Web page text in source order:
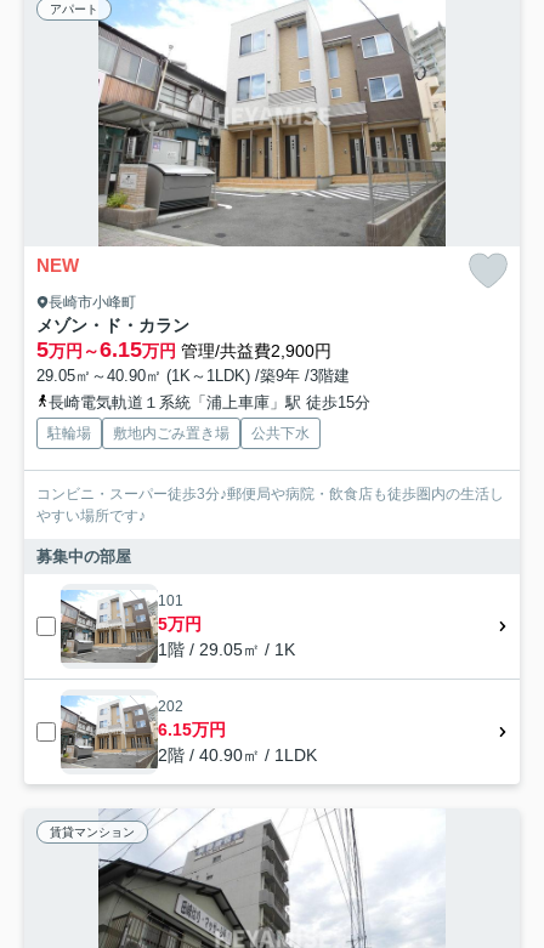
アパート
NEW
長崎市小峰町
メゾン・ド・カラン
5万円～6.15万円 管理/共益費2,900円
29.05㎡～40.90㎡ (1K～1LDK) /築9年 /3階建
長崎電気軌道１系統「浦上車庫」駅 徒歩15分
駐輪場 敷地内ごみ置き場 公共下水
コンビニ・スーパー徒歩3分♪郵便局や病院・飲食店も徒歩圏内の生活し
やすい場所です♪
募集中の部屋
101
5万円
1階 / 29.05㎡ / 1K
202
6.15万円
2階 / 40.90㎡ / 1LDK
賃貸マンション